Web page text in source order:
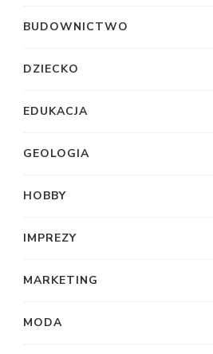
BUDOWNICTWO
DZIECKO
EDUKACJA
GEOLOGIA
HOBBY
IMPREZY
MARKETING
MODA